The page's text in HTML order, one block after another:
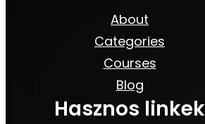
About
Categories
Courses
Blog
Hasznos linkek